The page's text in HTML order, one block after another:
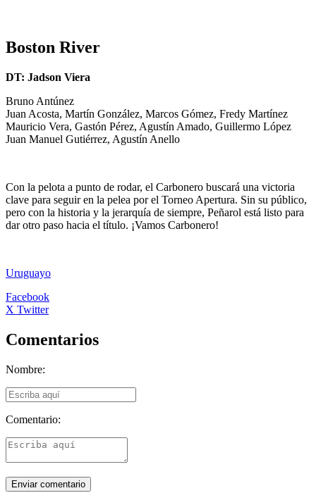
Boston River
DT: Jadson Viera
Bruno Antúnez
Juan Acosta, Martín González, Marcos Gómez, Fredy Martínez
Mauricio Vera, Gastón Pérez, Agustín Amado, Guillermo López
Juan Manuel Gutiérrez, Agustín Anello
Con la pelota a punto de rodar, el Carbonero buscará una victoria
clave para seguir en la pelea por el Torneo Apertura. Sin su público,
pero con la historia y la jerarquía de siempre, Peñarol está listo para
dar otro paso hacia el título. ¡Vamos Carbonero!
Uruguayo
Facebook
X Twitter
Comentarios
Nombre:
Comentario: